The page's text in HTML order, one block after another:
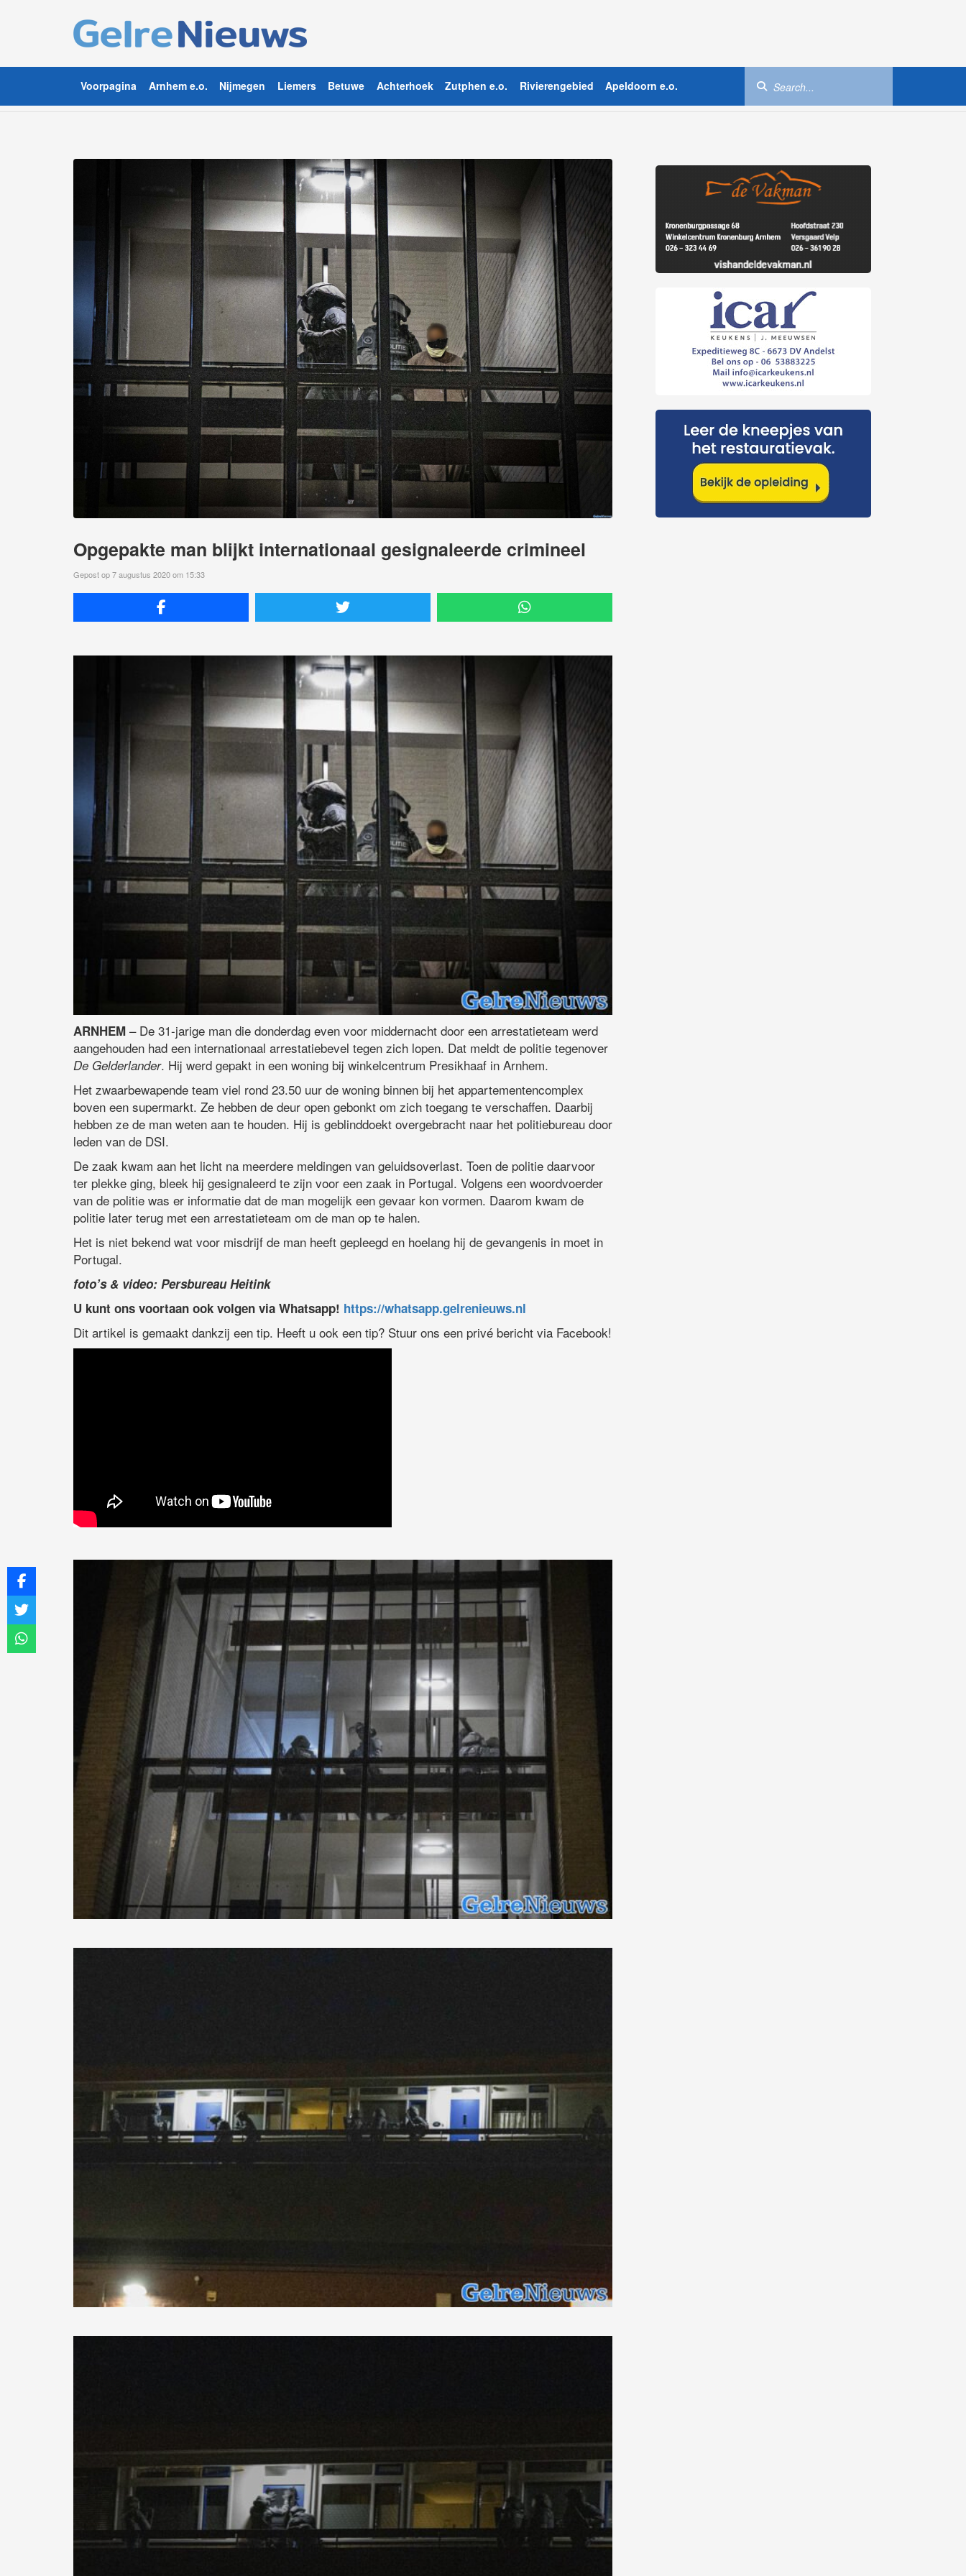
Voorpagina Arnhem e.o. Nijmegen Liemers Betuwe Achterhoek Zutphen e.o. Rivierengebied Apeldoorn e.o.
Opgepakte man blijkt internationaal gesignaleerde crimineel
Gepost op 7 augustus 2020 om 15:33
ARNHEM – De 31-jarige man die donderdag even voor middernacht door een arrestatieteam werd
aangehouden had een internationaal arrestatiebevel tegen zich lopen. Dat meldt de politie tegenover
De Gelderlander. Hij werd gepakt in een woning bij winkelcentrum Presikhaaf in Arnhem.
Het zwaarbewapende team viel rond 23.50 uur de woning binnen bij het appartementencomplex
boven een supermarkt. Ze hebben de deur open gebonkt om zich toegang te verschaffen. Daarbij
hebben ze de man weten aan te houden. Hij is geblinddoekt overgebracht naar het politiebureau door
leden van de DSI.
De zaak kwam aan het licht na meerdere meldingen van geluidsoverlast. Toen de politie daarvoor
ter plekke ging, bleek hij gesignaleerd te zijn voor een zaak in Portugal. Volgens een woordvoerder
van de politie was er informatie dat de man mogelijk een gevaar kon vormen. Daarom kwam de
politie later terug met een arrestatieteam om de man op te halen.
Het is niet bekend wat voor misdrijf de man heeft gepleegd en hoelang hij de gevangenis in moet in
Portugal.
foto’s & video: Persbureau Heitink
U kunt ons voortaan ook volgen via Whatsapp! https://whatsapp.gelrenieuws.nl
Dit artikel is gemaakt dankzij een tip. Heeft u ook een tip? Stuur ons een privé bericht via Facebook!